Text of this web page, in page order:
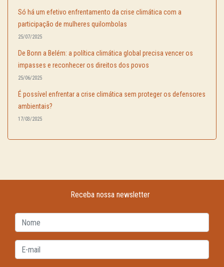
Só há um efetivo enfrentamento da crise climática com a
participação de mulheres quilombolas
25/07/2025
De Bonn a Belém: a política climática global precisa vencer os
impasses e reconhecer os direitos dos povos
25/06/2025
É possível enfrentar a crise climática sem proteger os defensores
ambientais?
17/03/2025
Receba nossa newsletter